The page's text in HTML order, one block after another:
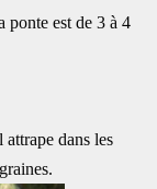
ponte est de 3 à 4
dans les